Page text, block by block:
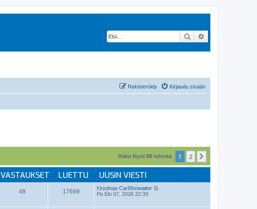
Etsi
Kirjaudu sisään
Rekisteröidy
Haku löysi 68 tulosta 1 2
VASTAUKSET LUETTU UUSIN VIESTI
48 17699 Kirjoittaja CarlShowalter
Pe Elo 07, 2026 22:39